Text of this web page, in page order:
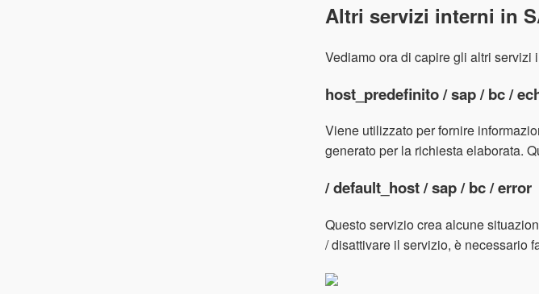
Altri servizi interni in
Vediamo ora di capire gli altri servizi
host_predefinito / sap / bc /
Viene utilizzato per fornire
generato per la richiesta elaborata.
/ default_host / sap / bc / error
Questo servizio crea alcune
/ disattivare il servizio, è necessario